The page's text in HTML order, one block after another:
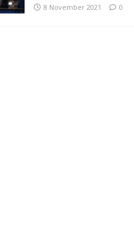
8 November 2021 0